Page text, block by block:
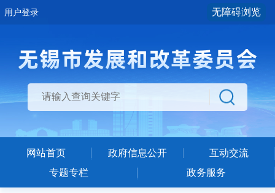
用户登录 无障碍浏览
网站首页 政府信息公开
互动交流
专题专栏
政务服务